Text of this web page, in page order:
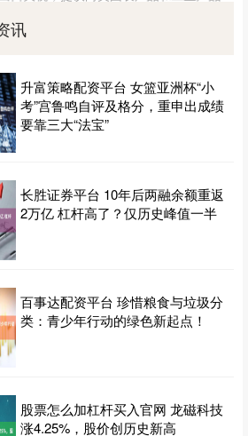
讯
升富策略配资平台 女篮亚洲杯“小
考”宫鲁鸣自评及格分，重申出成绩
要靠三大“法宝”
长胜证券平台 10年后两融余额重返
2万亿 杠杆高了？仅历史峰值一半
百事达配资平台 珍惜粮食与垃圾分
类：青少年行动的绿色新起点！
股票怎么加杠杆买入官网 龙磁科技
涨4.25%，股价创历史新高